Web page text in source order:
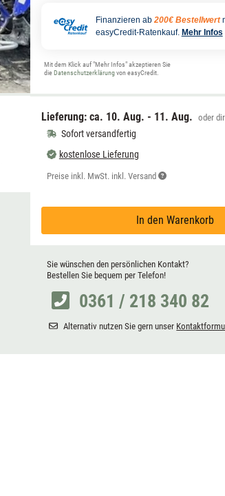
Finanzieren ab 200€ Bestellwert
easyCredit-Ratenkauf. Mehr Infos
Mit dem Klick auf "Mehr Infos" akzeptieren Sie
dieDatenschutzerklärungvon easyCredit.
Lieferung: ca. 10. Aug. - 11. Aug. oder
Sofort versandfertig
kostenlose Lieferung
Preise inkl. MwSt. inkl. Versand
In den Warenkorb
Sie wünschen den persönlichen Kontakt?
Bestellen Sie bequem per Telefon!
0361 / 218 340 82
Alternativ nutzen Sie gern unser